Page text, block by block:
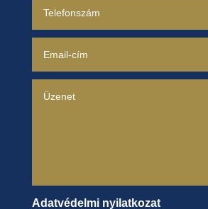
Adatvédelmi nyilatkozat